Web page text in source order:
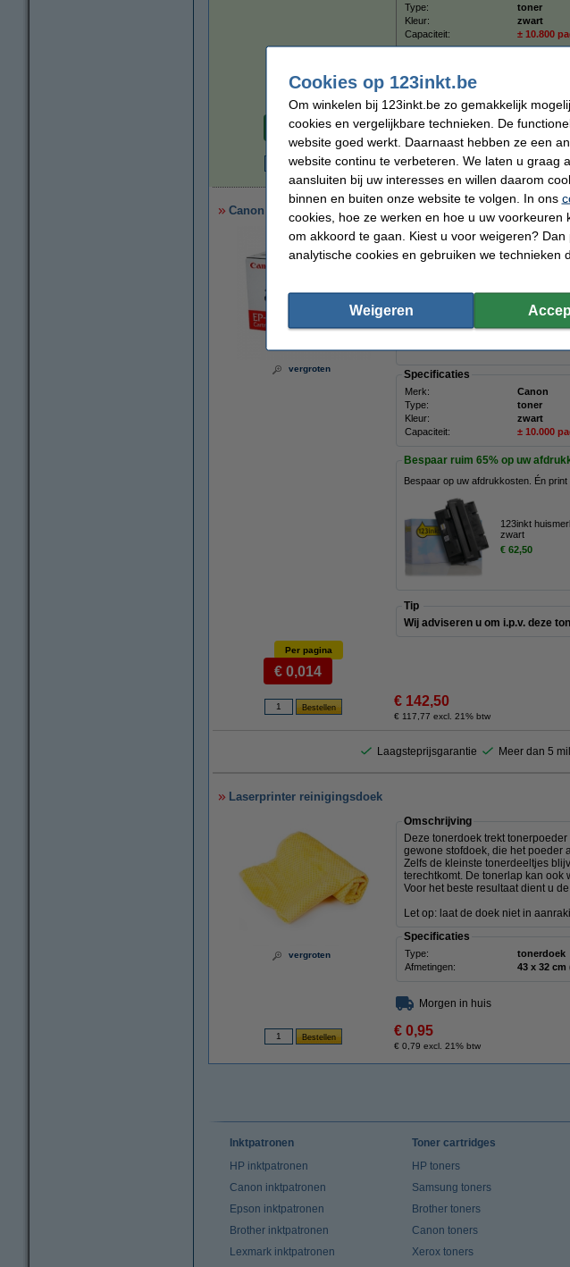
Type:
toner
Kleur:
zwart
Capaciteit:
± 10.800
Wij adviseren u deze toner (het
Per pagina
€ 0,006
Morgen in huis
€ 62,50
Canon EP-52 / HP 27X (C4127X) toner zwart (origineel)
vergroten
Omschrijving
De Canon EP-52 toner zwart
teksten en afbeeldingen
De Canon EP-52 is ook bekend
Let op: Canon en HP gebruiken
Specificaties
Merk: Canon
Type:
toner
Kleur:
zwart
Capaciteit:
± 10.000
Bespaar ruim 65% op uw
Bespaar op uw afdrukkosten. Én print
123inkt
zwart
€ 62,50
Tip
Wij adviseren u om i.p.v. deze
Per pagina
€ 0,014
€ 142,50
€ 117,77 excl. 21% btw
Laagsteprijsgarantie Meer dan 5
Laserprinter reinigingsdoek
vergroten
Omschrijving
Deze tonerdoek trekt
gewone stofdoek, die het poeder
Zelfs de kleinste tonerdeeltjes
terechtkomt. De tonerlap kan
Voor het beste resultaat dient u
Let op: laat de doek niet in
Specificaties
Type: tonerdoek
Afmetingen:
43 x 32
Morgen in huis
€ 0,95
€ 0,79 excl. 21% btw
Inktpatronen
HP inktpatronen
Canon inktpatronen
Epson inktpatronen
Brother inktpatronen
Lexmark inktpatronen
Toner cartridges
HP toners
Samsung toners
Brother toners
Canon toners
Xerox toners
Cookies op 123inkt.be
Om winkelen bij 123inkt.be zo gemakkelijk
cookies en vergelijkbare technieken. De
website goed werkt. Daarnaast hebben ze een
website continu te verbeteren. We laten u graag
aansluiten bij uw interesses en willen daarom
binnen en buiten onze website te volgen. In ons
cookies, hoe ze werken en hoe u uw voorkeuren
om akkoord te gaan. Kiest u voor weigeren?
analytische cookies en gebruiken we technieken
Weigeren